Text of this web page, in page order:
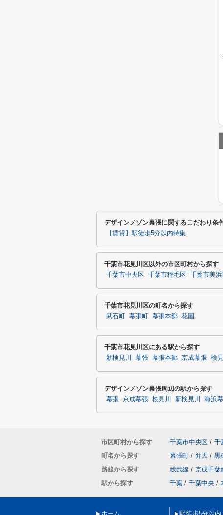
デザインメゾン幕張に関するこだわり条
【賃貸】駅徒歩5分以内特集
千葉市花見川区以外の市区町村から探す
千葉市中央区 千葉市稲毛区 千葉市美浜
千葉市花見川区の町名から探す
武石町 幕張町 幕張本郷 花園
千葉市花見川区にある駅から探す
新検見川 幕張 幕張本郷 京成幕張 検見
デザインメゾン幕張周辺の駅から探す
幕張 京成幕張 検見川 新検見川 海浜
市区町村から探す 千葉市中央区 / 千
町名から探す
幕張町 / 弁天 / 黒
路線から探す
総武線 / 京成千葉
駅から探す
千葉 / 千葉中央 /
ホーム 駅徒歩5分以内